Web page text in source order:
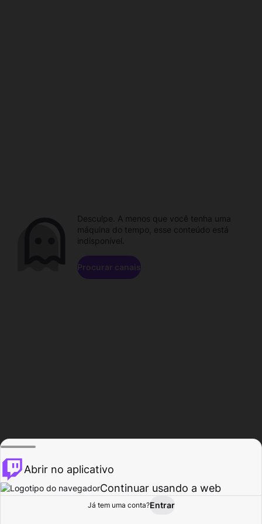
Procurar Atividade
Desculpe. A menos que você tenha uma
máquina do tempo, esse conteúdo está
indisponível.
Procurar canais
Abrir no aplicativo
Continuar usando a web
Já tem uma conta?Entrar